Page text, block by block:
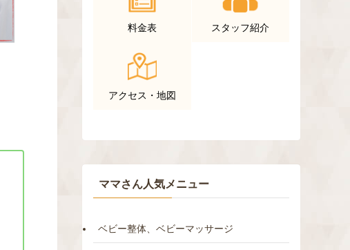
料金表 スタッフ紹介
アクセス・地図
ママさん人気メニュー
ベビー整体、ベビーマッサージ